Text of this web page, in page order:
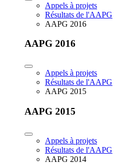
Appels à projets
Résultats de l'AAPG
AAPG 2016
AAPG 2016
Appels à projets
Résultats de l'AAPG
AAPG 2015
AAPG 2015
Appels à projets
Résultats de l'AAPG
AAPG 2014